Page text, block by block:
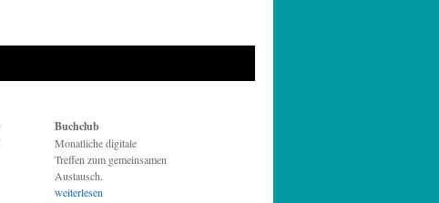
Buchclub
Monatliche digitale
Treffen zum gemeinsamen
Austausch.
weiterlesen